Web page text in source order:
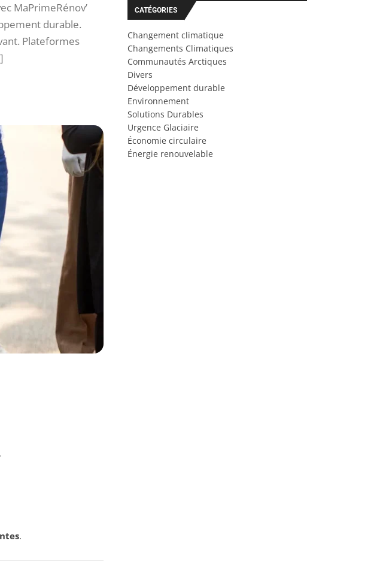
MaPrimeRénov’
durable.
Plateformes
.
CATÉGORIES
Changement climatique
Changements Climatiques
Communautés Arctiques
Divers
Développement durable
Environnement
Solutions Durables
Urgence Glaciaire
Économie circulaire
Énergie renouvelable